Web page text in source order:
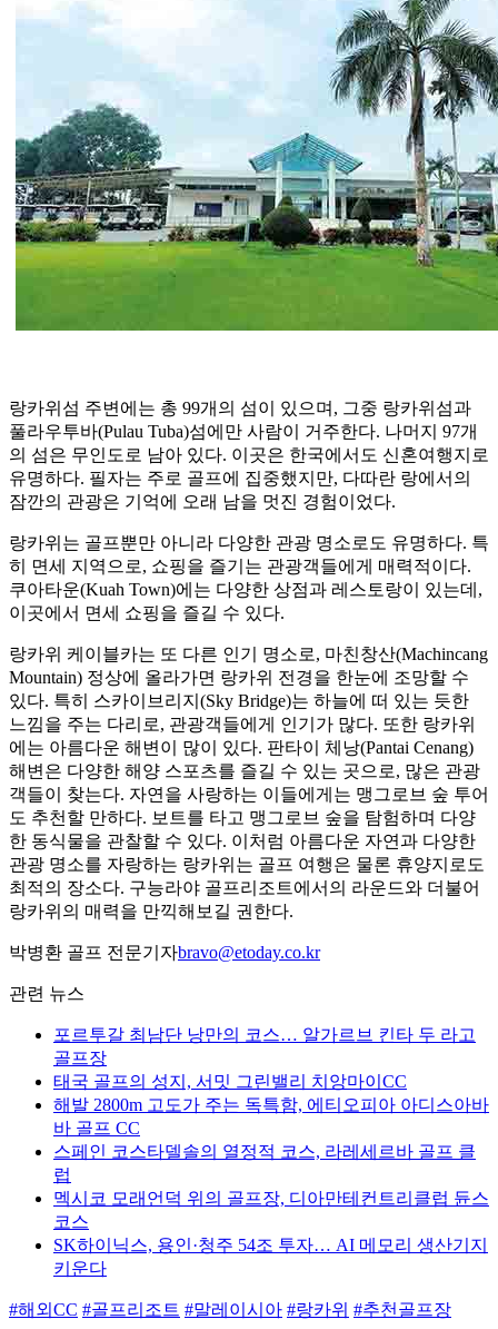
랑카위섬 주변에는 총 99개의 섬이 있으며, 그중 랑카위섬과
풀라우투바(Pulau Tuba)섬에만 사람이 거주한다. 나머지 97개
의 섬은 무인도로 남아 있다. 이곳은 한국에서도 신혼여행지로
유명하다. 필자는 주로 골프에 집중했지만, 다따란 랑에서의
잠깐의 관광은 기억에 오래 남을 멋진 경험이었다.
랑카위는 골프뿐만 아니라 다양한 관광 명소로도 유명하다. 특
히 면세 지역으로, 쇼핑을 즐기는 관광객들에게 매력적이다.
쿠아타운(Kuah Town)에는 다양한 상점과 레스토랑이 있는데,
이곳에서 면세 쇼핑을 즐길 수 있다.
랑카위 케이블카는 또 다른 인기 명소로, 마친창산(Machincang
Mountain) 정상에 올라가면 랑카위 전경을 한눈에 조망할 수
있다. 특히 스카이브리지(Sky Bridge)는 하늘에 떠 있는 듯한
느낌을 주는 다리로, 관광객들에게 인기가 많다. 또한 랑카위
에는 아름다운 해변이 많이 있다. 판타이 체낭(Pantai Cenang)
해변은 다양한 해양 스포츠를 즐길 수 있는 곳으로, 많은 관광
객들이 찾는다. 자연을 사랑하는 이들에게는 맹그로브 숲 투어
도 추천할 만하다. 보트를 타고 맹그로브 숲을 탐험하며 다양
한 동식물을 관찰할 수 있다. 이처럼 아름다운 자연과 다양한
관광 명소를 자랑하는 랑카위는 골프 여행은 물론 휴양지로도
최적의 장소다. 구능라야 골프리조트에서의 라운드와 더불어
랑카위의 매력을 만끽해보길 권한다.
박병환 골프 전문기자bravo@etoday.co.kr
관련 뉴스
포르투갈 최남단 낭만의 코스… 알가르브 킨타 두 라고
골프장
태국 골프의 성지, 서밋 그린밸리 치앙마이CC
해발 2800m 고도가 주는 독특함, 에티오피아 아디스아바
바 골프 CC
스페인 코스타델솔의 열정적 코스, 라레세르바 골프 클
럽
멕시코 모래언덕 위의 골프장, 디아만테컨트리클럽 듄스
코스
SK하이닉스, 용인·청주 54조 투자… AI 메모리 생산기지
키운다
#해외CC #골프리조트 #말레이시아 #랑카위 #추천골프장